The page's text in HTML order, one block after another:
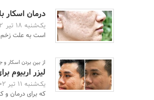
درمان اسکار
یک‌شنبه 18 تیر 02، 18:43 -
است به علت
از بین بردن اسکار
لیزر اربیوم
یک‌شنبه 11 تیر 02، 20:34 -
که برای درمان و